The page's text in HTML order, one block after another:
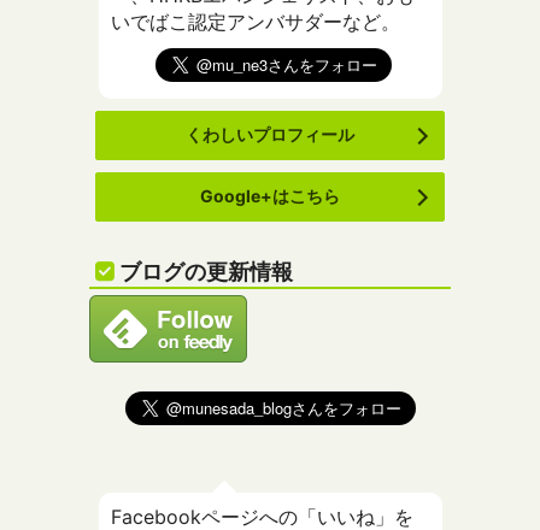
いでばこ認定アンバサダーなど。
くわしいプロフィール
Google+はこちら
ブログの更新情報
Facebookページへの「いいね」を